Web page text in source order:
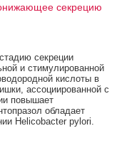
секрецию
секреции
и стимулированной
кислоты в
ассоциированной с
повышает
обладает
Helicobacter pylori.